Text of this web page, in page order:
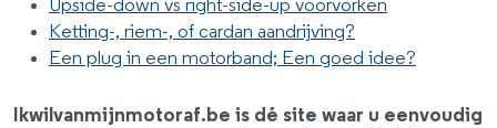
Upside-down vs right-side-up voorvorken
Ketting-, riem-, of cardan aandrijving?
Een plug in een motorband; Een goed idee?
Ikwilvanmijnmotoraf.be is dé site waar u eenvoudig